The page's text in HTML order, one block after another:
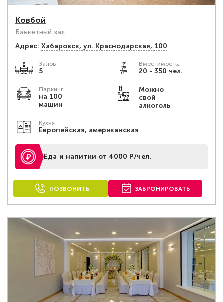
Ковбой
Банкетный зал
Адрес: Хабаровск, ул. Краснодарская, 100
Залов
5
Вместимость:
20 - 350 чел.
Паркинг
на 100
машин
Можно
свой
алкоголь
Кухня
Европейская, американская
Еда и напитки от 4000 Р/чел.
ПОЗВОНИТЬ ЗАБРОНИРОВАТЬ